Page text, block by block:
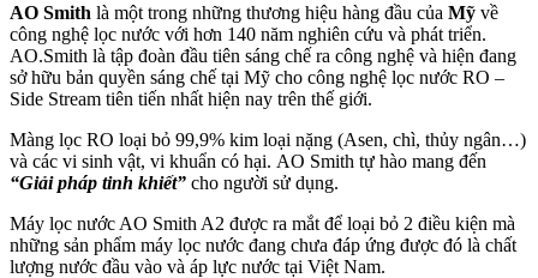
AO Smith là một trong những thương hiệu hàng đầu của Mỹ về
công nghệ lọc nước với hơn 140 năm nghiên cứu và phát triển.
AO.Smith là tập đoàn đầu tiên sáng chế ra công nghệ và hiện đang
sở hữu bản quyền sáng chế tại Mỹ cho công nghệ lọc nước RO –
Side Stream tiên tiến nhất hiện nay trên thế giới.
Màng lọc RO loại bỏ 99,9% kim loại nặng (Asen, chì, thủy ngân…)
và các vi sinh vật, vi khuẩn có hại. AO Smith tự hào mang đến
“Giải pháp tinh khiết” cho người sử dụng.
Máy lọc nước AO Smith A2 được ra mắt để loại bỏ 2 điều kiện mà
những sản phẩm máy lọc nước đang chưa đáp ứng được đó là chất
lượng nước đầu vào và áp lực nước tại Việt Nam.